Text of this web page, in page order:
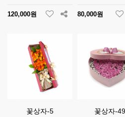
120,000원 80,000원
꽃상자-5 꽃상자-49